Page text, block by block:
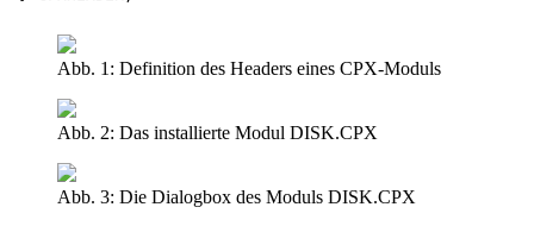
Abb. 1: Definition des Headers eines CPX-Moduls
Abb. 2: Das installierte Modul DISK.CPX
Abb. 3: Die Dialogbox des Moduls DISK.CPX